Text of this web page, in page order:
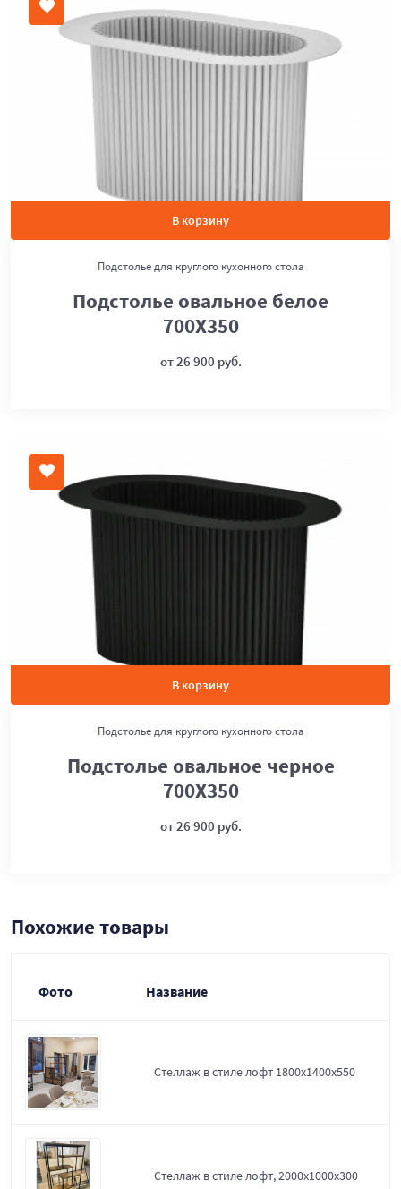
В корзину
Подстолье для круглого кухонного стола
Подстолье овальное белое
700Х350
от 26 900 руб.
В корзину
Подстолье для круглого кухонного стола
Подстолье овальное черное
700Х350
от 26 900 руб.
Похожие товары
Фото Название
Стеллаж в стиле лофт 1800х1400х550
Стеллаж в стиле лофт, 2000х1000х300